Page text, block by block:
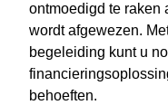
ontmoedigd te raken
wordt afgewezen.
begeleiding kunt u
behoeften.